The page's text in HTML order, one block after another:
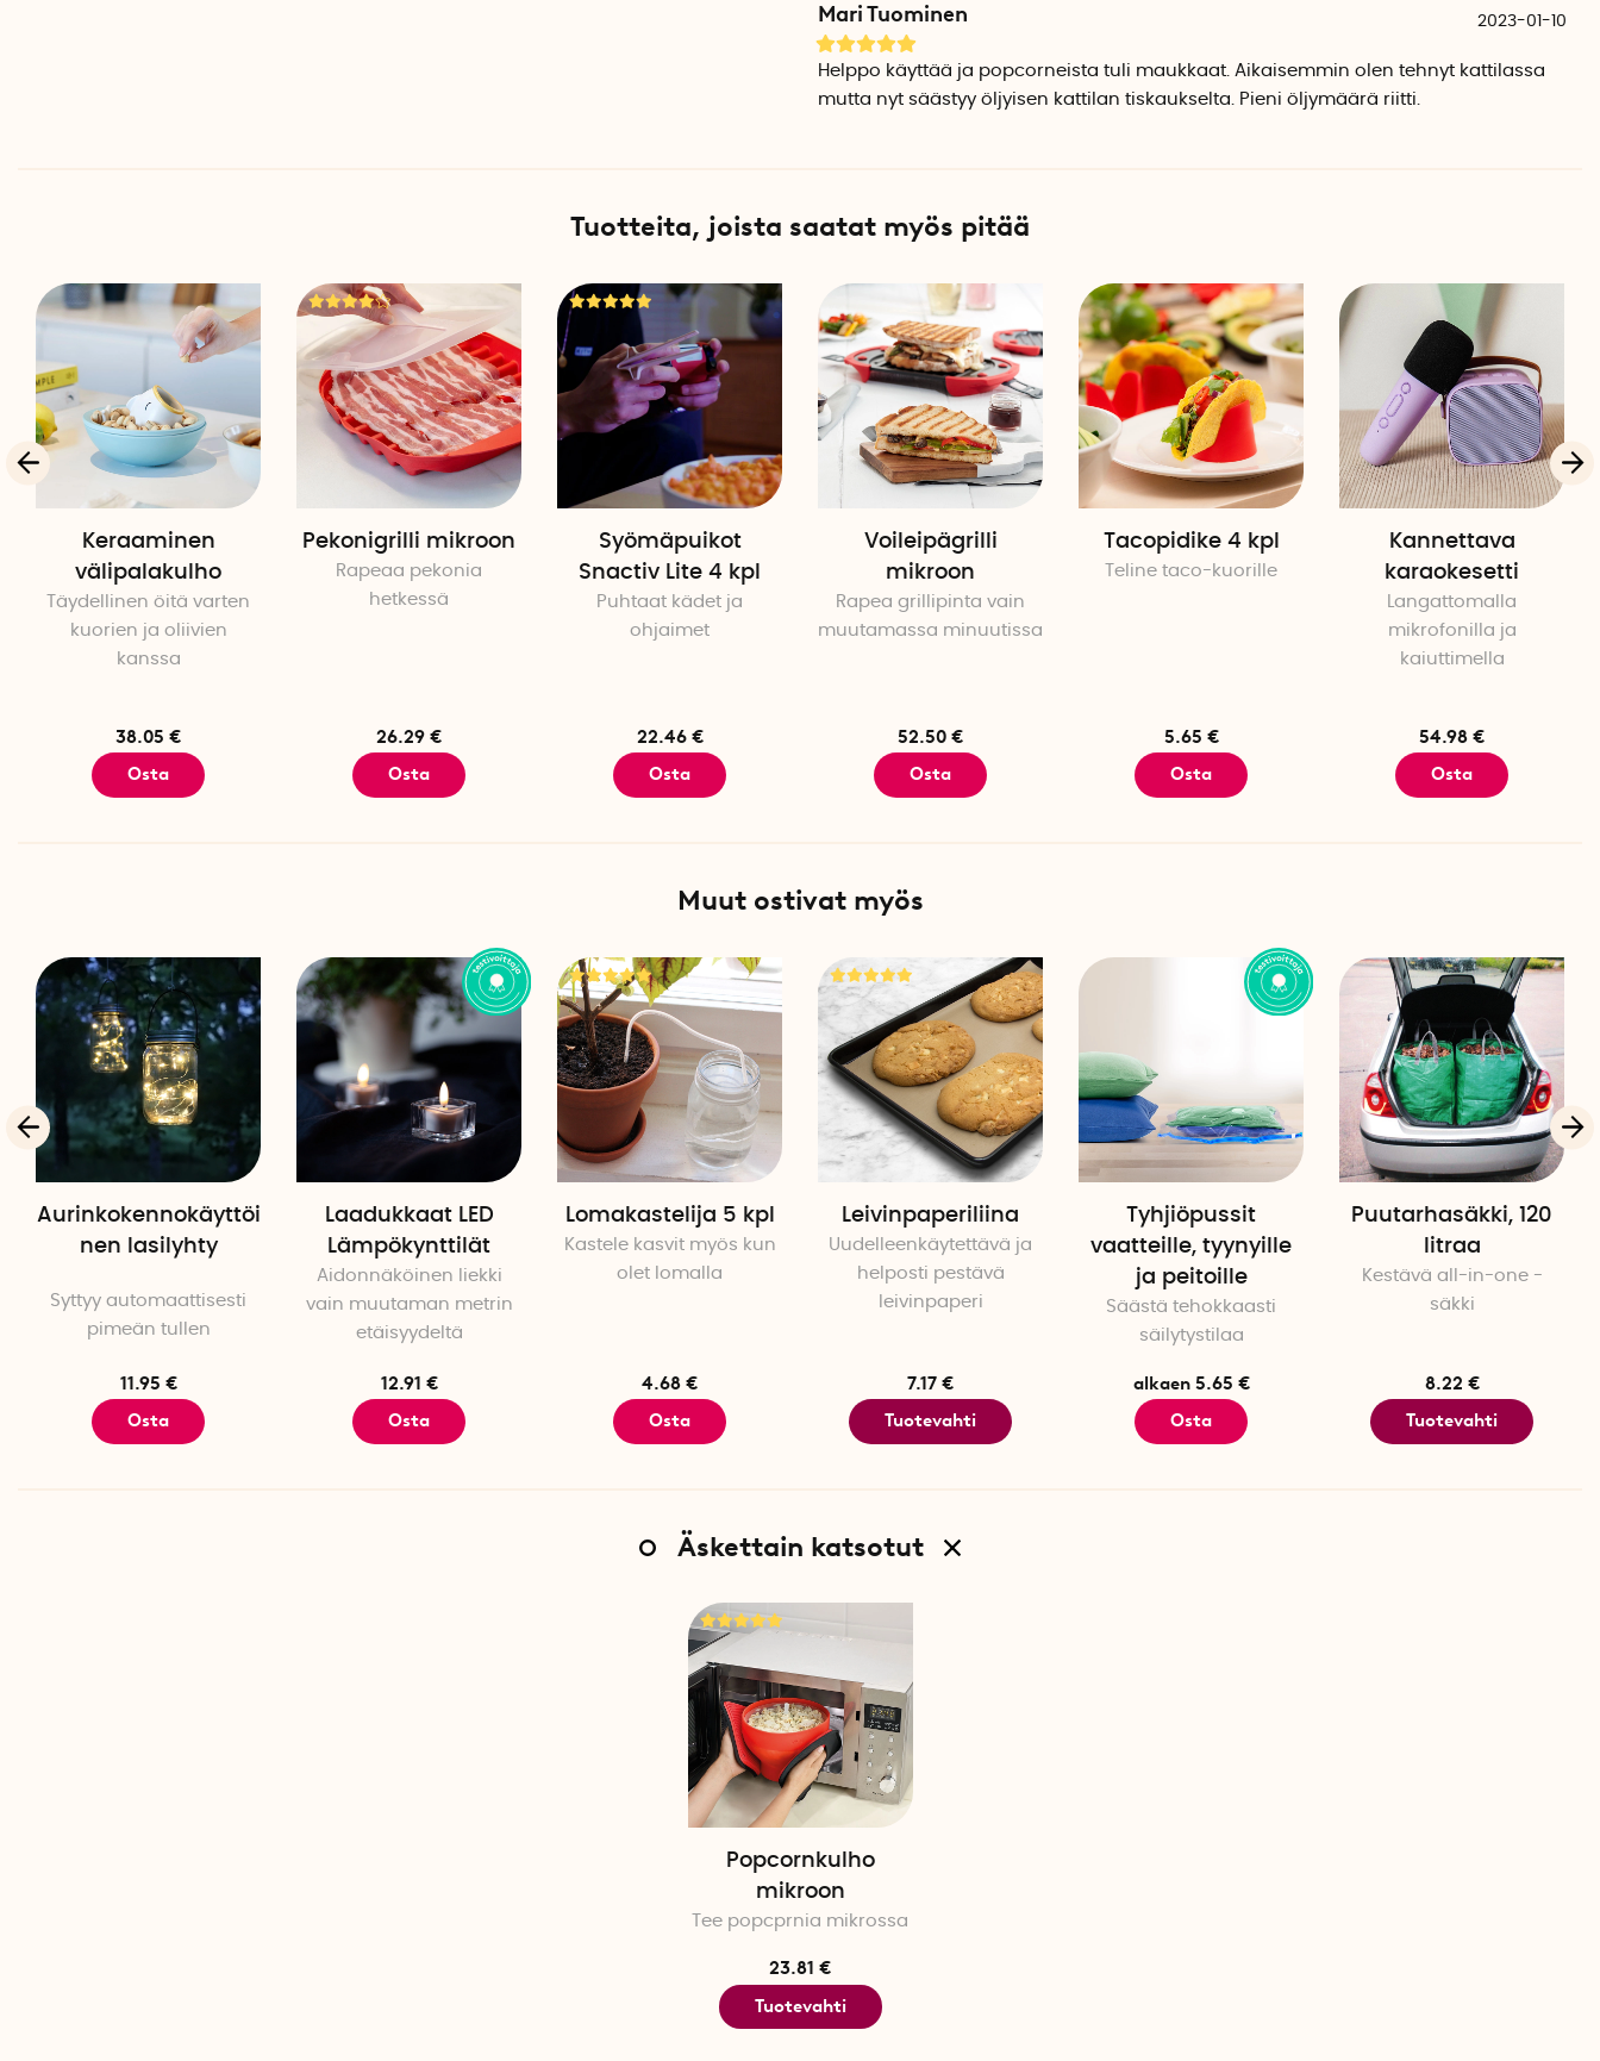
Mari Tuominen 2023-01-10
Helppo käyttää ja popcorneista tuli maukkaat. Aikaisemmin olen tehnyt kattilassa
mutta nyt säästyy öljyisen kattilan tiskaukselta. Pieni öljymäärä riitti.
Tuotteita, joista saatat myös pitää
Keraaminen
välipalakulho
Täydellinen öitä varten
kuorien ja oliivien
kanssa
38.05 €
Osta
Pekonigrilli mikroon
Rapeaa pekonia
hetkessä
26.29 €
Osta
Syömäpuikot
Snactiv Lite 4 kpl
Puhtaat kädet ja
ohjaimet
22.46 €
Osta
Voileipägrilli
mikroon
Rapea grillipinta vain
muutamassa minuutissa
52.50 €
Osta
Tacopidike 4 kpl
Teline taco-kuorille
5.65 €
Osta
Kannettava
karaokesetti
Langattomalla
mikrofonilla ja
kaiuttimella
54.98 €
Osta
Muut ostivat myös
Aurinkokennokäyttöi
nen lasilyhty
Syttyy automaattisesti
pimeän tullen
11.95 €
Osta
Laadukkaat LED
Lämpökynttilät
Aidonnäköinen liekki
vain muutaman metrin
etäisyydeltä
12.91 €
Osta
Lomakastelija 5 kpl
Kastele kasvit myös kun
olet lomalla
4.68 €
Osta
Leivinpaperiliina
Uudelleenkäytettävä ja
helposti pestävä
leivinpaperi
7.17 €
Tuotevahti
Tyhjiöpussit
vaatteille, tyynyille
ja peitoille
Säästä tehokkaasti
säilytystilaa
alkaen 5.65 €
Osta
Puutarhasäkki, 120
litraa
Kestävä all-in-one -
säkki
8.22 €
Tuotevahti
Äskettain katsotut
Popcornkulho
mikroon
Tee popcprnia mikrossa
23.81 €
Tuotevahti